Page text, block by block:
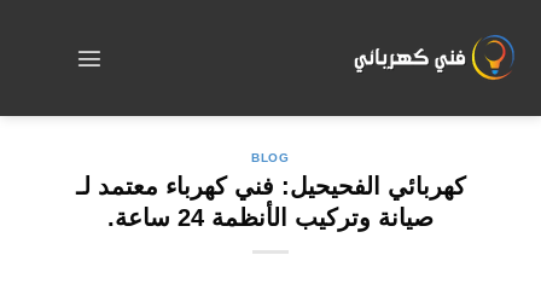
content
BLOG
كهربائي الفحيحيل: فني كهرباء معتمد لـ
صيانة وتركيب الأنظمة 24 ساعة.